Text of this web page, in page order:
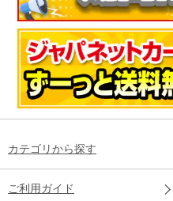
カテゴリから探す
ご利用ガイド